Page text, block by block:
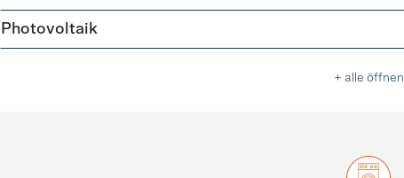
Photovoltaik
+ alle öffnen